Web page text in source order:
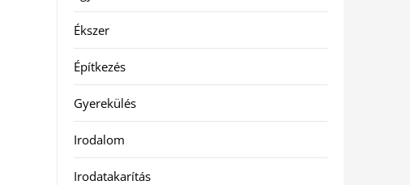
Ékszer
Építkezés
Gyerekülés
Irodalom
Irodatakarítás